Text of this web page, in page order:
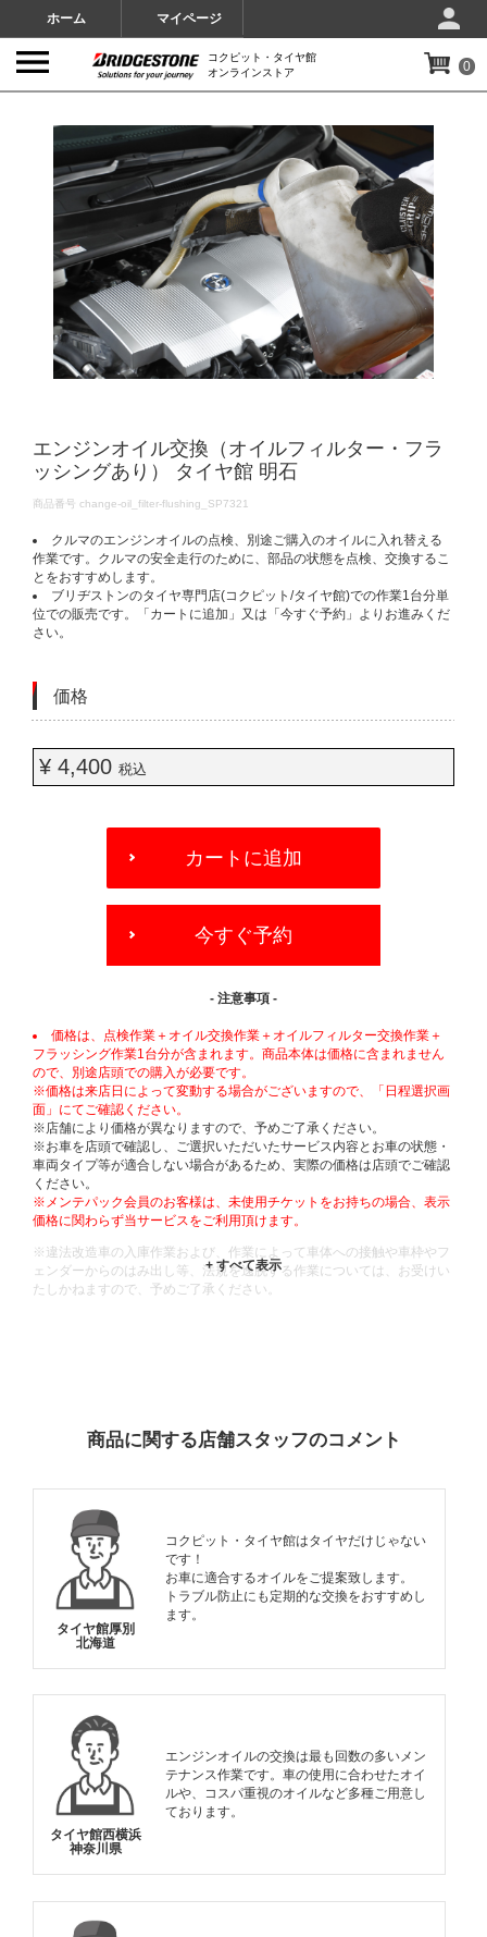
ホーム マイページ
コクピット・タイヤ館
オンラインストア
0
エンジンオイル交換（オイルフィルター・フラ
ッシングあり） タイヤ館 明石
DETAILS
商品番号 change-oil_filter-flushing_SP7321
クルマのエンジンオイルの点検、別途ご購入のオイルに入れ替える
作業です。クルマの安全走行のために、部品の状態を点検、交換するこ
とをおすすめします。
ブリヂストンのタイヤ専門店(コクピット/タイヤ館)での作業1台分単
位での販売です。「カートに追加」又は「今すぐ予約」よりお進みくだ
さい。
価格
¥ 4,400 税込
OPTIONS
カートに追加
今すぐ予約
- 注意事項 -
価格は、点検作業＋オイル交換作業＋オイルフィルター交換作業＋
フラッシング作業1台分が含まれます。商品本体は価格に含まれません
ので、別途店頭での購入が必要です。
※価格は来店日によって変動する場合がございますので、「日程選択画
面」にてご確認ください。
※店舗により価格が異なりますので、予めご了承ください。
※お車を店頭で確認し、ご選択いただいたサービス内容とお車の状態・
車両タイプ等が適合しない場合があるため、実際の価格は店頭でご確認
ください。
※メンテパック会員のお客様は、未使用チケットをお持ちの場合、表示
価格に関わらず当サービスをご利用頂けます。
※違法改造車の入庫作業および、作業によって車体への接触や車枠やフ
ェンダーからのはみ出し等、法規を逸脱する作業については、お受けい
たしかねますので、予めご了承ください。
商品に関する店舗スタッフのコメント
タイヤ館厚別
北海道
コクピット・タイヤ館はタイヤだけじゃない
です！
お車に適合するオイルをご提案致します。
トラブル防止にも定期的な交換をおすすめし
ます。
タイヤ館西横浜
神奈川県
エンジンオイルの交換は最も回数の多いメン
テナンス作業です。車の使用に合わせたオイ
ルや、コスパ重視のオイルなど多種ご用意し
ております。